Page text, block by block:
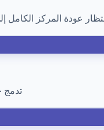
عودة المركز
تدمج